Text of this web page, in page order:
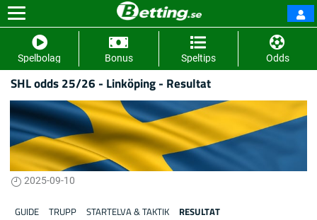
Spelbolag Bonus Speltips Odds
SHL odds 25/26 - Linköping - Resultat
2025-09-10
GUIDE TRUPP STARTELVA & TAKTIK RESULTAT